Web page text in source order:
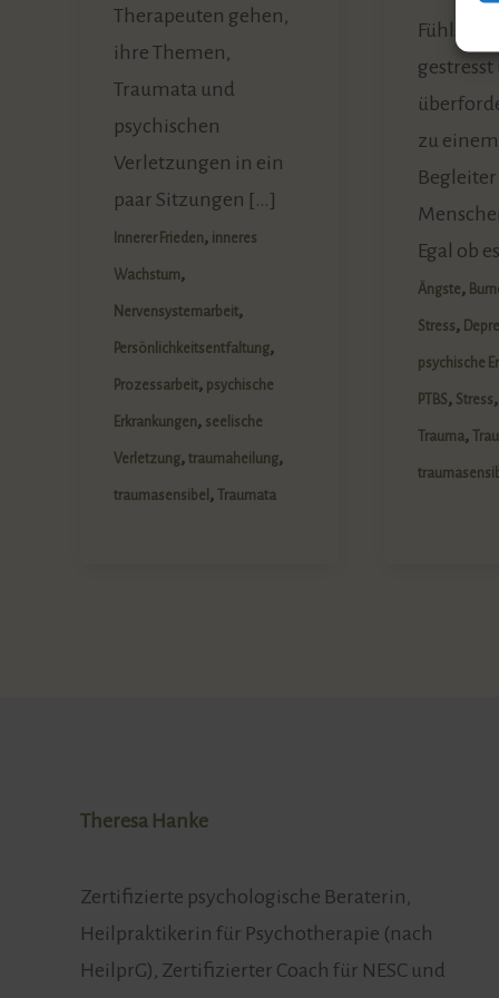
Therapeuten gehen,
ihre Themen,
Traumata und
psychischen
Verletzungen in ein
paar Sitzungen […]
Innerer Frieden, inneres
Wachstum,
Nervensystemarbeit,
Persönlichkeitsentfaltung,
Prozessarbeit, psychische
Erkrankungen, seelische
Verletzung, traumaheilung,
traumasensibel , Traumata
Fühlst
gestresst
zu
Egal ob es
Ängste,
Stress,
psychische
PTBS, Stress,
Trauma,
Theresa Hanke
Zertifizierte psychologische Beraterin,
Heilpraktikerin für Psychotherapie (nach
HeilprG), Zertifizierter Coach für NESC und